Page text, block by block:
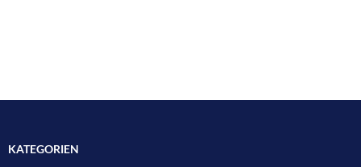
KATEGORIEN